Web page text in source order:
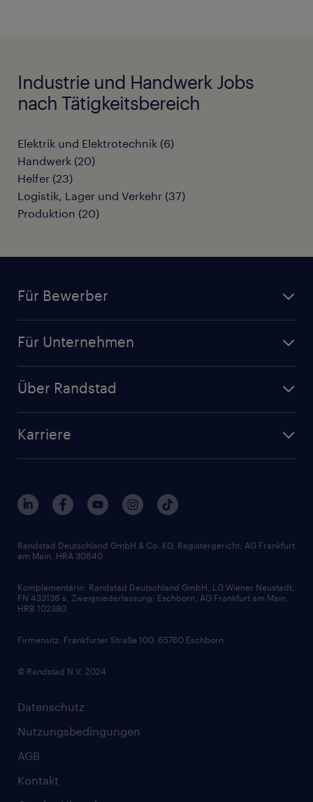
Industrie und Handwerk Jobs
nach Tätigkeitsbereich
Elektrik und Elektrotechnik (6)
Handwerk (20)
Helfer (23)
Logistik, Lager und Verkehr (37)
Produktion (20)
Für Bewerber
Initiativbewerbung
Randstad Akademie
Für Unternehmen
Branchen
Über Randstad
Interne Karriere
FAQ - Bewerber / Kunden
Zertifikate und Auszeichnungen
Karriere
Berufsprofile
Gehaltsthemen
Bewerbungsratgeber
Soft Skills
Skills
Datenschutz
Nutzungsbedingungen
AGB
Kontakt
Randstad Deutschland GmbH & Co. KG, Registergericht: AG Frankfurt
am Main, HRA 30640
Komplementärin: Randstad Deutschland GmbH, LG Wiener Neustadt,
FN 433136 s, Zweigniederlassung: Eschborn, AG Frankfurt am Main,
HRB 102380
Firmensitz: Frankfurter Straße 100, 65760 Eschborn
© Randstad N.V. 2024